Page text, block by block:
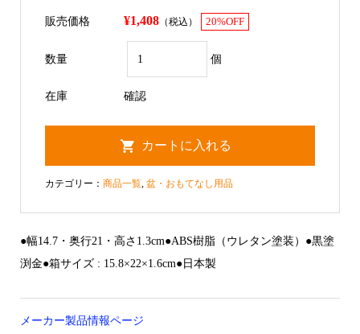
販売価格 ¥1,408（税込） 20%OFF
数量 個
在庫 確認
カテゴリー： 商品一覧, 盆・おもてなし用品
●幅14.7・奥行21・高さ1.3cm●ABS樹脂（ウレタン塗装）●黒塗
渕金●箱サイズ : 15.8×22×1.6cm●日本製
メーカー製品情報ページ